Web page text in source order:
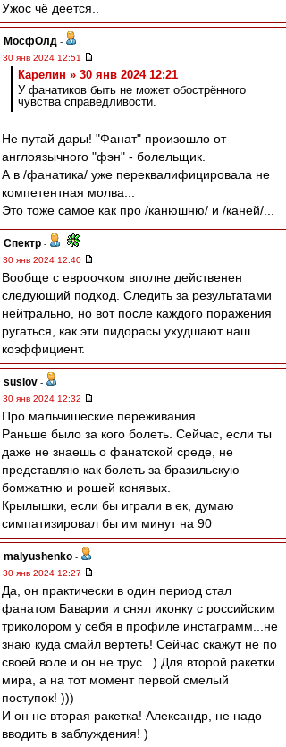
Ужос чё деется..
МосфОлд -
30 янв 2024 12:51
Карелин » 30 янв 2024 12:21
У фанатиков быть не может обострённого
чувства справедливости.
Не путай дары! "Фанат" произошло от
англоязычного "фэн" - болельщик.
А в /фанатика/ уже переквалифицировала не
компетентная молва...
Это тоже самое как про /канюшню/ и /каней/...
Спектр -
30 янв 2024 12:40
Вообще с евроочком вполне действенен
следующий подход. Следить за результатами
нейтрально, но вот после каждого поражения
ругаться, как эти пидорасы ухудшают наш
коэффициент.
suslov -
30 янв 2024 12:32
Про мальчишеские переживания.
Раньше было за кого болеть. Сейчас, если ты
даже не знаешь о фанатской среде, не
представляю как болеть за бразильскую
бомжатню и рошей конявых.
Крылышки, если бы играли в ек, думаю
симпатизировал бы им минут на 90
malyushenko -
30 янв 2024 12:27
Да, он практически в один период стал
фанатом Баварии и снял иконку с российским
триколором у себя в профиле инстаграмм...не
знаю куда смайл вертеть! Сейчас скажут не по
своей воле и он не трус...) Для второй ракетки
мира, а на тот момент первой смелый
поступок! )))
И он не вторая ракетка! Александр, не надо
вводить в заблуждения! )